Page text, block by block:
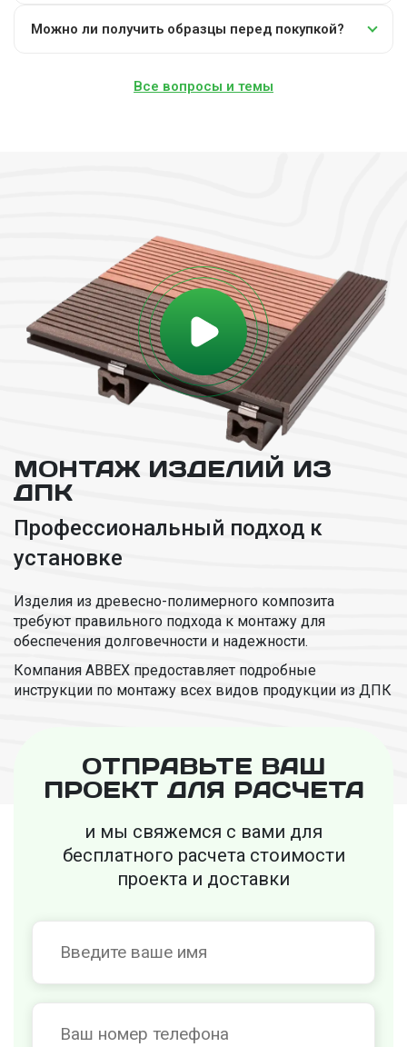
Можно ли получить образцы перед покупкой?
Все вопросы и темы
МОНТАЖ ИЗДЕЛИЙ ИЗ
ДПК
Профессиональный подход к
установке
Изделия из древесно-полимерного композита
требуют правильного подхода к монтажу для
обеспечения долговечности и надежности.
Компания ABBEX предоставляет подробные
инструкции по монтажу всех видов продукции из ДПК
ОТПРАВЬТЕ ВАШ
ПРОЕКТ ДЛЯ РАСЧЕТА
и мы свяжемся с вами для
бесплатного расчета стоимости
проекта и доставки